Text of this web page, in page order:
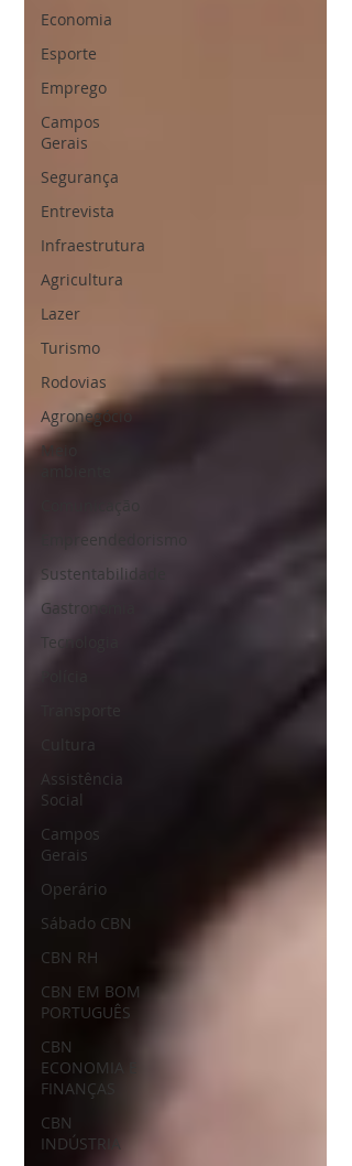
Economia
Esporte
Emprego
Campos
Gerais
Segurança
Entrevista
Infraestrutura
Agricultura
Lazer
Turismo
Rodovias
Agronegócio
Meio
Empreendedorismo
Sustentabilidade
Gastronomia
Tecnologia
Cultura
Assistência
Social
Campos
Gerais
Operário
Sábado CBN
CBN RH
CBN EM BOM
PORTUGUÊS
CBN
ECONOMIA E
FINANÇAS
CBN
INDÚSTRIA